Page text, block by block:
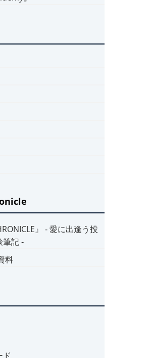
』 ‐ 愛に出逢う投
記 ‐
料
ド